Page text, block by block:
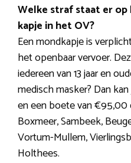
Welke straf staat er
kapje in het OV?
Een mondkapje is
het openbaar vervoer.
iedereen van 13 jaar en
medisch masker? Dan
en een boete van €95,00
Boxmeer, Sambeek,
Vortum-Mullem,
Holthees.